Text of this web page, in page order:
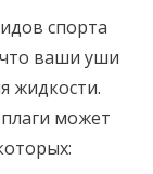
спорта
ваши уши
жидкости.
может